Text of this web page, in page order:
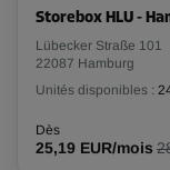
Storebox HLU -
Lübecker Straße 101
22087 Hamburg
Unités disponibles :
Dès
25,19 EUR/mois